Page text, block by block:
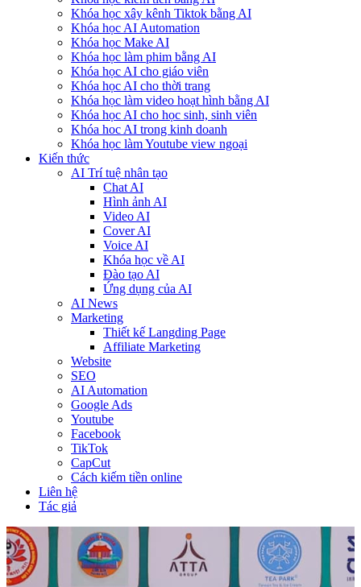
Khóa học xây kênh Tiktok bằng AI
Khóa học AI Automation
Khóa học Make AI
Khóa học làm phim bằng AI
Khóa học AI cho giáo viên
Khóa học AI cho thời trang
Khóa học làm video hoạt hình bằng AI
Khóa học AI cho học sinh, sinh viên
Khóa hoc AI trong kinh doanh
Khóa học làm Youtube view ngoại
Kiến thức
AI Trí tuệ nhân tạo
Chat AI
Hình ảnh AI
Video AI
Cover AI
Voice AI
Khóa học về AI
Đào tạo AI
Ứng dụng của AI
AI News
Marketing
Thiết kế Langding Page
Affiliate Marketing
Website
SEO
AI Automation
Google Ads
Youtube
Facebook
TikTok
CapCut
Cách kiếm tiền online
Liên hệ
Tác giả